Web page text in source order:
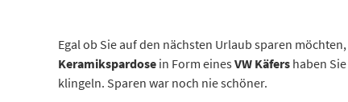
Egal ob Sie auf den nächsten Urlaub sparen
Keramikspardose in Form einesVW Käfers haben
klingeln. Sparen war noch nie schöner.